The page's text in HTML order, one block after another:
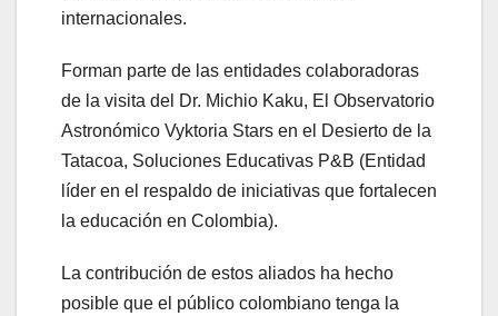
internacionales.
Forman parte de las entidades colaboradoras
de la visita del Dr. Michio Kaku, El Observatorio
Astronómico Vyktoria Stars en el Desierto de la
Tatacoa, Soluciones Educativas P&B (Entidad
líder en el respaldo de iniciativas que fortalecen
la educación en Colombia).
La contribución de estos aliados ha hecho
posible que el público colombiano tenga la